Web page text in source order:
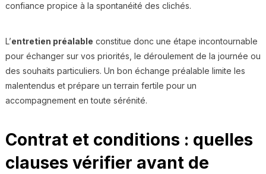
confiance propice à la spontanéité des clichés.
L’entretien préalable constitue donc une étape incontournable
pour échanger sur vos priorités, le déroulement de la journée ou
des souhaits particuliers. Un bon échange préalable limite les
malentendus et prépare un terrain fertile pour un
accompagnement en toute sérénité.
Contrat et conditions : quelles
clauses vérifier avant de